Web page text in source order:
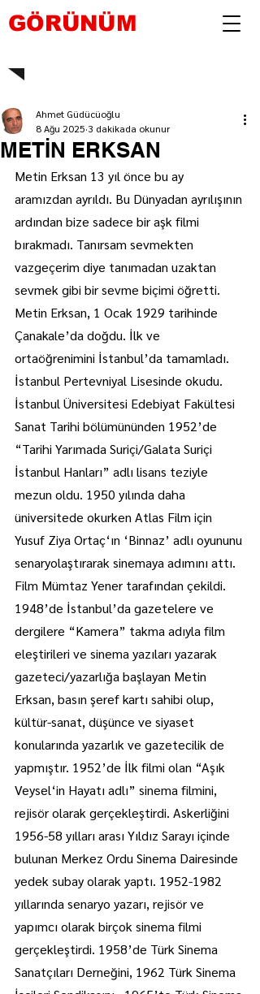
GÖRÜNÜM
METİN ERKSAN
Ahmet Güdücüoğlu
8 Ağu 2025 3 dakikada okunur
Metin Erksan 13 yıl önce bu ay
aramızdan ayrıldı. Bu Dünyadan ayrılışının
ardından bize sadece bir aşk filmi
bırakmadı. Tanırsam sevmekten
vazgeçerim diye tanımadan uzaktan
sevmek gibi bir sevme biçimi öğretti.
Metin Erksan, 1 Ocak 1929 tarihinde
Çanakale’da doğdu. İlk ve
ortaöğrenimini İstanbul’da tamamladı.
İstanbul Pertevniyal Lisesinde okudu.
İstanbul Üniversitesi Edebiyat Fakültesi
Sanat Tarihi bölümününden 1952’de
“Tarihi Yarımada Suriçi/Galata Suriçi
İstanbul Hanları” adlı lisans teziyle
mezun oldu. 1950 yılında daha
üniversitede okurken Atlas Film için
Yusuf Ziya Ortaç‘ın ‘Binnaz’ adlı oyununu
senaryolaştırarak sinemaya adımını attı.
Film Mümtaz Yener tarafından çekildi.
1948’de İstanbul’da gazetelere ve
dergilere “Kamera” takma adıyla film
eleştirileri ve sinema yazıları yazarak
gazeteci/yazarlığa başlayan Metin
Erksan, basın şeref kartı sahibi olup,
kültür-sanat, düşünce ve siyaset
konularında yazarlık ve gazetecilik de
yapmıştır. 1952’de İlk filmi olan “Aşık
Veysel‘in Hayatı adlı” sinema filmini,
rejisör olarak gerçekleştirdi. Askerliğini
1956-58 yılları arası Yıldız Sarayı içinde
bulunan Merkez Ordu Sinema Dairesinde
yedek subay olarak yaptı. 1952-1982
yıllarında senaryo yazarı, rejisör ve
yapımcı olarak birçok sinema filmi
gerçekleştirdi. 1958’de Türk Sinema
Sanatçıları Derneğini, 1962 Türk Sinema